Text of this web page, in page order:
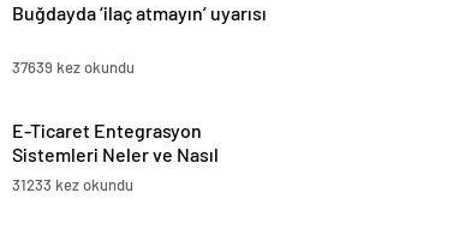
Buğdayda ‘ilaç atmayın’ uyarısı
37639 kez okundu
E-Ticaret Entegrasyon
Sistemleri Neler ve Nasıl
Yapılır?
31233 kez okundu